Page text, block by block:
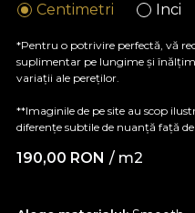
Centimetri Inci
*Pentru o potrivire perfectă, vă
suplimentar pe lungime și
variații ale pereților.
**Imaginile de pe site au scop
diferențe subtile de nuanță față
190,00 RON / m2